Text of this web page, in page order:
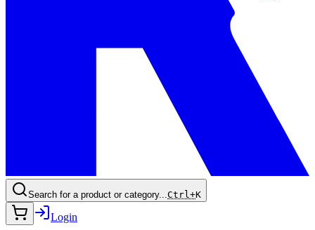
Search for a product or category...Ctrl+K
Login